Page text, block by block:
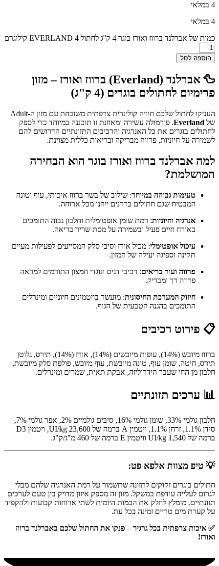
4 במלאי
4 במלאי
כמות של אברלנד ברווז ואורז בוגר 4 ק''ג לחתול EVERLAND 4 קילוגרם
הוספה לסל
🦆 אברלנד (Everland) ברווז ואורז – מזון
פרימיום לחתולים בוגרים (4 ק"ג)
העניקו לחתול שלכם חוויה קולינרית צרפתית משובחת עם מזון ה-Adult
של Everland. פורמולה עשירה ומאוזנת זו תוכננה במיוחד כדי לספק
לחתולים בוגרים את כל האנרגיה והרכיבים התזונתיים הדרושים להם
לשמירה על חיוניות, פרווה מבריקה ובריאות כללית מצוינת.
למה אברלנד ברווז ואורז בוגר הוא הבחירה
המושלמת?
טעימות גבוהה במיוחד: שילוב של בשר ברווז איכותי, עוף וטונה
המבטיח שגם חתולים בררנים ייהנו מכל ארוחה.
אנרגיה וחיוניות: רמת שומן אופטימלית וחלבון גבוה התומכים
באורח חיים פעיל ובשמירה על מסת שריר בריאה.
עיכול אופטימלי: מכיל אורז וסיבי סלק המסייעים לפעילות מעיים
תקינה וספיגה יעילה של המזון.
פרווה ועור בריאים: רכיבי דגים ונוגדי חמצון התורמים למראה
פרווה רך ומבריק.
חיזוק המערכת החיסונית: מועשר בויטמינים חיוניים ומינרלים
התומכים בהגנה הטבעית של הגוף.
📋 פירוט רכיבים
ברווז מיובש (14%), עופות מיובשים (14%), אורז (14%), תירס, גלוטן
תירס, חיטה, שומן עוף, טונה מיובשת, עוף מיובש, פולפת סלק מיובשת,
חלבון מן החי שעבר הידרוליזה, אבקת תאית, שמרים ומינרלים.
📊 ערכים תזונתיים
חלבון גולמי 33%, שומן גולמי 16%, סיבים גולמיים 2%, אפר גולמי 7%,
סידן 1.1%, זרחן 1.1%, ויטמין A ברמה של 23,600 UI/kg, ויטמין D3
ברמה של 1,540 UI/kg וויטמין E ברמה של 460 מ"ג/ק"ג.
💡 טיפ מצוות אלפא פט:
חתולים בוגרים זקוקים לתזונה שתשמור על רמת האנרגיה שלהם מבלי
לגרום לעלייה עודפת במשקל. מזון זה מספק איזון מדויק בין טעם לערכים
תזונתיים. מומלץ לחלק את הכמות היומית לשתי ארוחות קבועות ולהקפיד
על קערת מים טריים זמינה בכל עת.
✅ איכות צרפתית בכל גרגיר – פנקו את החתול שלכם באברלנד ברווז
ואורז!